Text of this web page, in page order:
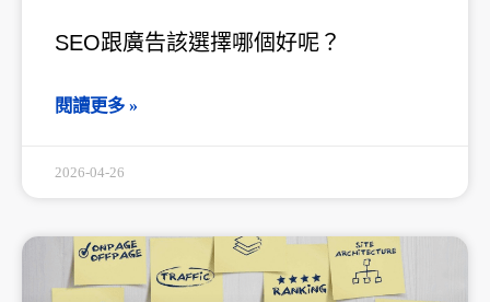
SEO跟廣告該選擇哪個好呢？
閱讀更多 »
2026-04-26